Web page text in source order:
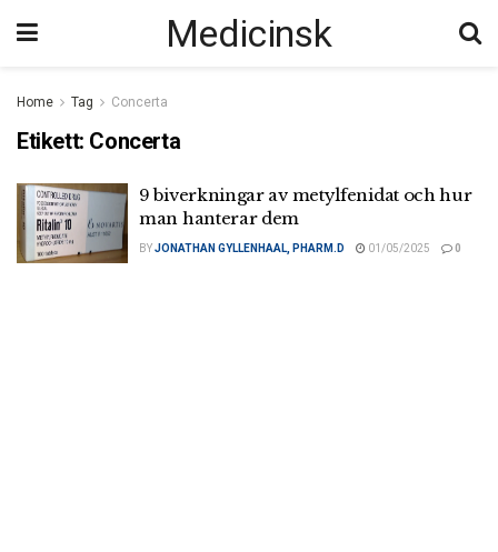
Medicinsk
Home Tag Concerta
Etikett: Concerta
9 biverkningar av metylfenidat och hur
man hanterar dem
BYJONATHAN GYLLENHAAL, PHARM.D 01/05/2025 0